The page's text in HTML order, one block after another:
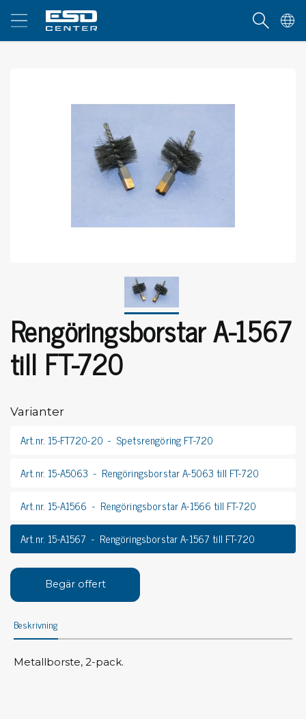
Rengöringsborstar A-1567
till FT-720
Varianter
Art.nr. 15-FT720-20
Spetsrengöring FT-720
Art.nr. 15-A5063
Rengöringsborstar A-5063 till FT-720
Art.nr. 15-A1566
Rengöringsborstar A-1566 till FT-720
Art.nr. 15-A1567
Rengöringsborstar A-1567 till FT-720
Begär offert
Beskrivning
Metallborste, 2-pack.